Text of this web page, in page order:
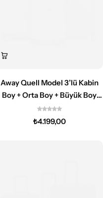
Away Quell Model 3’lü Kabin
Boy + Orta Boy + Büyük Boy
Gümüş Valiz Seti
₺4.199,00